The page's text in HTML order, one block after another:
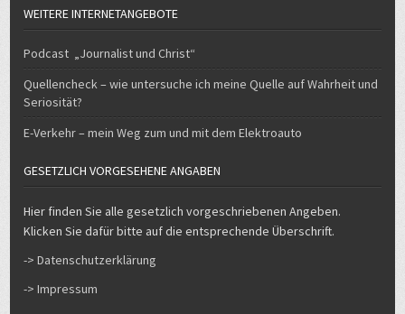
WEITERE INTERNETANGEBOTE
Podcast „Journalist und Christ“
Quellencheck – wie untersuche ich meine Quelle auf Wahrheit und
Seriosität?
E-Verkehr – mein Weg zum und mit dem Elektroauto
GESETZLICH VORGESEHENE ANGABEN
Hier finden Sie alle gesetzlich vorgeschriebenen Angeben.
Klicken Sie dafür bitte auf die entsprechende Überschrift.
-> Datenschutzerklärung
-> Impressum